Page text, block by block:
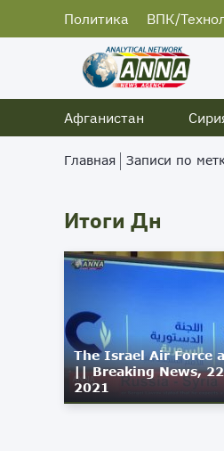
Политика ВПК/
Афганистан
Главная Записи по
Итоги Дн
The Israel Air Force
|| Breaking News,
2021